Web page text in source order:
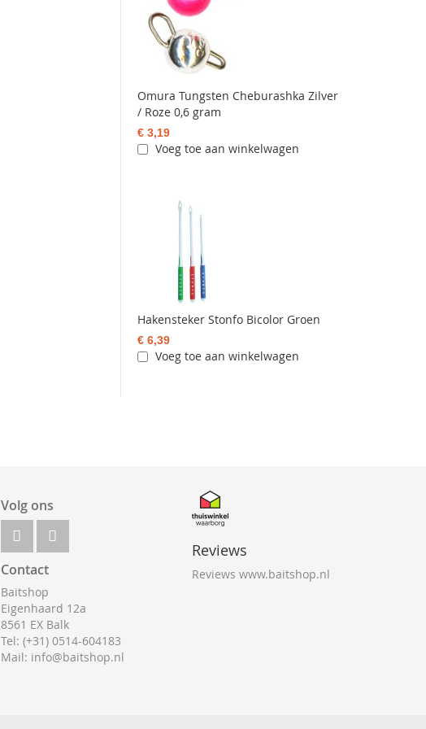
Omura Tungsten Cheburashka Zilver
/ Roze 0,6 gram
€ 3,19
Voeg toe aan winkelwagen
Hakensteker Stonfo Bicolor Groen
€ 6,39
Voeg toe aan winkelwagen
Volg ons
Contact
Baitshop
Eigenhaard 12a
8561 EX Balk
Tel: (+31) 0514-604183
Mail: info@baitshop.nl
Reviews
Reviews www.baitshop.nl